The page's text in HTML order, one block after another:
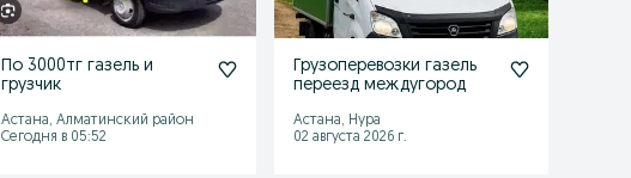
По 3000тг газель и
грузчик
Астана, Алматинский район
Сегодня в 05:52
Грузоперевозки газель
переезд междугород
Астана, Нура
02 августа 2026 г.